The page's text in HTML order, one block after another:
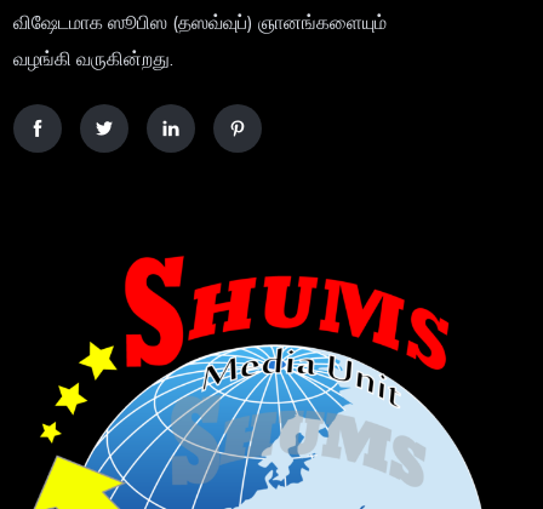
விஷேடமாக ஸூபிஸ (தஸவ்வுப்) ஞானங்களையும்
வழங்கி வருகின்றது.